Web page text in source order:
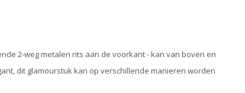
2-weg metalen rits aan de voorkant - kan van boven en
dit glamourstuk kan op verschillende manieren worden